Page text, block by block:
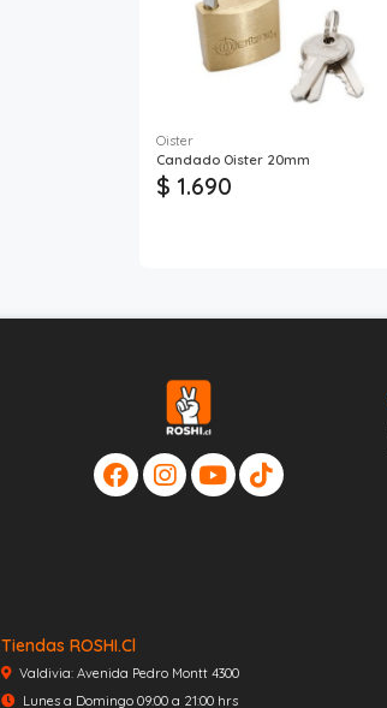
Oister
Candado Oister 20mm
$ 1.690
Tiendas ROSHI.cl
Valdivia: Avenida Pedro Montt 4300
Lunes a Domingo 09:00 a 21:00 hrs